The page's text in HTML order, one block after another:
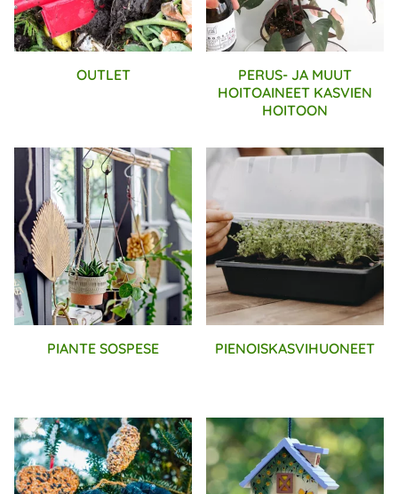
OUTLET
PERUS- JA MUUT
HOITOAINEET KASVIEN
HOITOON
PIANTE SOSPESE PIENOISKASVIHUONEET